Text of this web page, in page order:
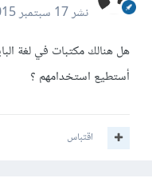
نشر17 سبتمبر 2015
أستطيع استخدامهم ؟
اقتباس